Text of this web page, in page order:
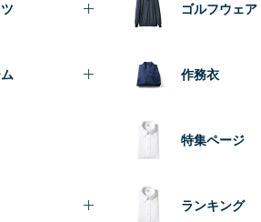
ゴルフウェア
作務衣
特集ページ
ランキング